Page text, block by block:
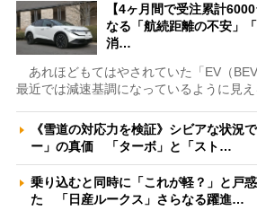
【4ヶ月間で受注累計
なる「航続距離の不安」
消…
あれほどもてはやされていた「EV（BEV
最近では減速基調になっているように見え
《雪道の対応力を検証》シビアな状況
ー」の真価 「ターボ」と「スト…
乗り込むと同時に「これが軽？」と戸
た 「日産ルークス」さらなる躍進…